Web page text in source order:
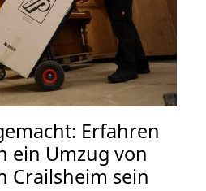
Erfahren
ein Umzug von
Crailsheim sein